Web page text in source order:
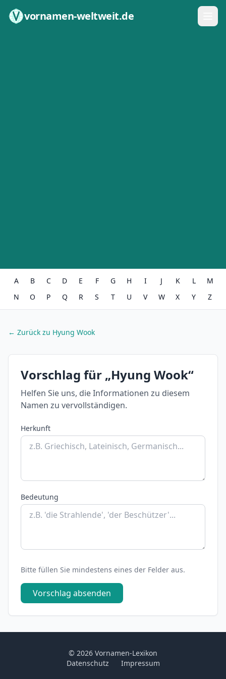
vornamen-weltweit.de
A B C D E F G H I J K L
M
N
O P Q R S T U V W X Y Z
← Zurück zu Hyung Wook
Vorschlag für „Hyung Wook“
Helfen Sie uns, die Informationen zu diesem
Namen zu vervollständigen.
Herkunft
Bedeutung
Bitte füllen Sie mindestens eines der Felder aus.
Vorschlag absenden
© 2026 Vornamen-Lexikon
Datenschutz
Impressum